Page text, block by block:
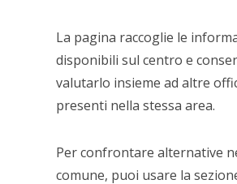
La pagina raccoglie le
disponibili sul centro e
valutarlo insieme ad altre
presenti nella stessa area.
Per confrontare alternative
comune, puoi usare la